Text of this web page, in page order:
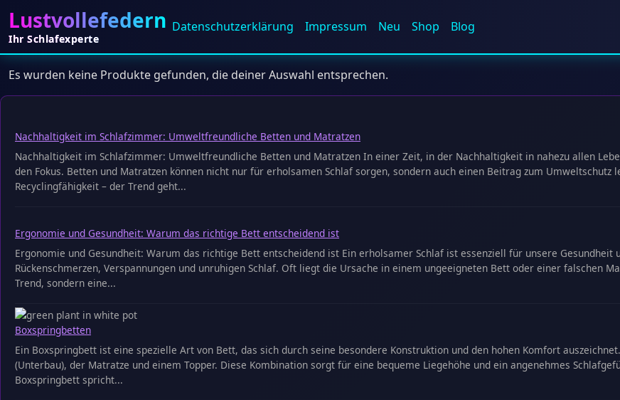
Lustvollefedern
Ihr Schlafexperte
Datenschutz­erklärung Impressum Neu Shop Blog
Es wurden keine Produkte gefunden, die deiner Auswahl entsprechen.
Nachhaltigkeit im Schlafzimmer: Umweltfreundliche Betten und Matratzen
Nachhaltigkeit im Schlafzimmer: Umweltfreundliche Betten und Matratzen In einer Zeit, in der Nachhaltigkeit in nahezu allen
den Fokus. Betten und Matratzen können nicht nur für erholsamen Schlaf sorgen, sondern auch einen Beitrag zum
Recyclingfähigkeit – der Trend geht...
Ergonomie und Gesundheit: Warum das richtige Bett entscheidend ist
Ergonomie und Gesundheit: Warum das richtige Bett entscheidend ist Ein erholsamer Schlaf ist essenziell für unsere
Rückenschmerzen, Verspannungen und unruhigen Schlaf. Oft liegt die Ursache in einem ungeeigneten Bett oder einer falschen
Trend, sondern eine...
Boxspringbetten
Ein Boxspringbett ist eine spezielle Art von Bett, das sich durch seine besondere Konstruktion und den hohen Komfort
(Unterbau), der Matratze und einem Topper. Diese Kombination sorgt für eine bequeme Liegehöhe und ein angenehmes
Boxspringbett spricht...